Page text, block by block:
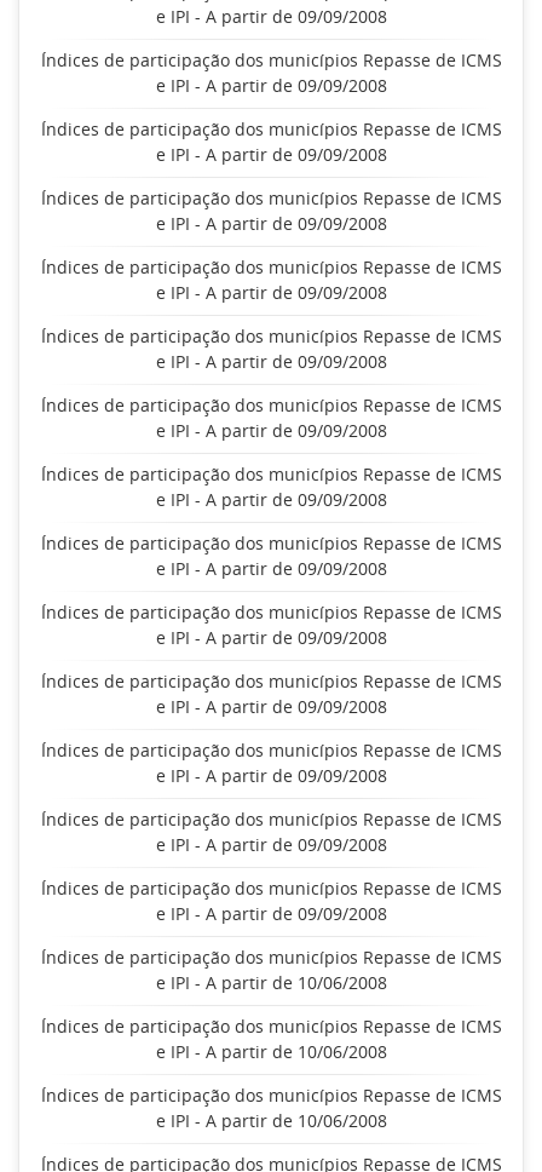
e IPI - A partir de 09/09/2008
Índices de participação dos municípios Repasse de ICMS
e IPI - A partir de 09/09/2008
Índices de participação dos municípios Repasse de ICMS
e IPI - A partir de 09/09/2008
Índices de participação dos municípios Repasse de ICMS
e IPI - A partir de 09/09/2008
Índices de participação dos municípios Repasse de ICMS
e IPI - A partir de 09/09/2008
Índices de participação dos municípios Repasse de ICMS
e IPI - A partir de 09/09/2008
Índices de participação dos municípios Repasse de ICMS
e IPI - A partir de 09/09/2008
Índices de participação dos municípios Repasse de ICMS
e IPI - A partir de 09/09/2008
Índices de participação dos municípios Repasse de ICMS
e IPI - A partir de 09/09/2008
Índices de participação dos municípios Repasse de ICMS
e IPI - A partir de 09/09/2008
Índices de participação dos municípios Repasse de ICMS
e IPI - A partir de 09/09/2008
Índices de participação dos municípios Repasse de ICMS
e IPI - A partir de 09/09/2008
Índices de participação dos municípios Repasse de ICMS
e IPI - A partir de 09/09/2008
Índices de participação dos municípios Repasse de ICMS
e IPI - A partir de 09/09/2008
Índices de participação dos municípios Repasse de ICMS
e IPI - A partir de 10/06/2008
Índices de participação dos municípios Repasse de ICMS
e IPI - A partir de 10/06/2008
Índices de participação dos municípios Repasse de ICMS
e IPI - A partir de 10/06/2008
Índices de participação dos municípios Repasse de ICMS